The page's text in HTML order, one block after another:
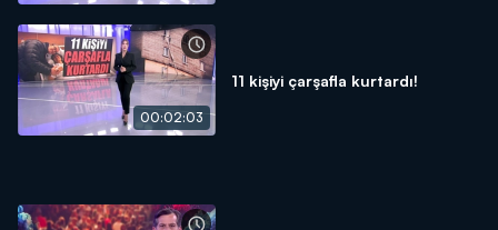
00:02:03
11 kişiyi çarşafla kurtardı!